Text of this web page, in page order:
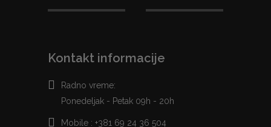
Kontakt informacije
Radno vreme:
Ponedeljak - Petak 09h - 20h
Mobile : +381 69 24 36 504